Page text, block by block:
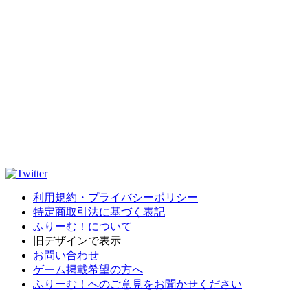
利用規約・プライバシーポリシー
特定商取引法に基づく表記
ふりーむ！について
旧デザインで表示
お問い合わせ
ゲーム掲載希望の方へ
ふりーむ！へのご意見をお聞かせください